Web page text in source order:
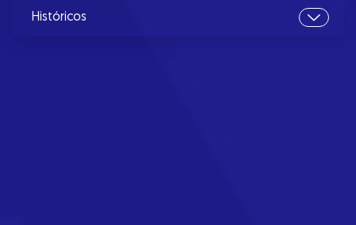
Históricos